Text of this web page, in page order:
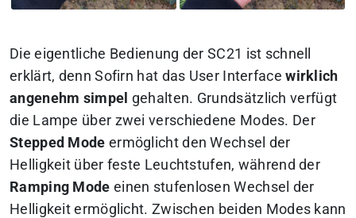
Die eigentliche Bedienung der SC21 ist schnell
erklärt, denn Sofirn hat das User Interfacewirklich
angenehm simpel gehalten. Grundsätzlich verfügt
die Lampe über zwei verschiedene Modes. Der
Stepped Mode ermöglicht den Wechsel der
Helligkeit über feste Leuchtstufen, während der
Ramping Mode einen stufenlosen Wechsel der
Helligkeit ermöglicht. Zwischen beiden Modes kann